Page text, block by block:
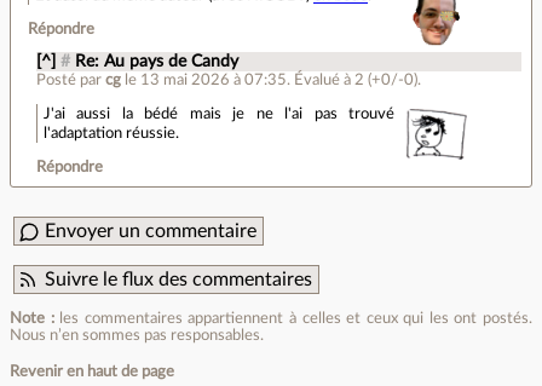
Répondre
[^] # Re: Au pays de Candy
Posté par cg le 13 mai 2026 à 07:35. Évalué à 2 (+0/-0).
J'ai aussi la bédé mais je ne l'ai pas trouvé
l'adaptation réussie.
Répondre
Envoyer un commentaire
Suivre le flux des commentaires
Note :les commentaires appartiennent à celles et ceux qui les ont postés.
Nous n’en sommes pas responsables.
Revenir en haut de page